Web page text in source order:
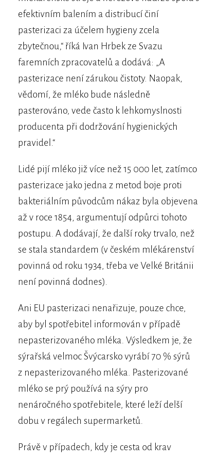
efektivním balením a distribucí činí
pasterizaci za účelem hygieny zcela
zbytečnou,“ říká Ivan Hrbek ze Svazu
faremních zpracovatelů a dodává: „A
pasterizace není zárukou čistoty. Naopak,
vědomí, že mléko bude následně
pasterováno, vede často k lehkomyslnosti
producenta při dodržování hygienických
pravidel.“
Lidé pijí mléko již více než 15 000 let, zatímco
pasterizace jako jedna z metod boje proti
bakteriálním původcům nákaz byla objevena
až v roce 1854, argumentují odpůrci tohoto
postupu. A dodávají, že další roky trvalo, než
se stala standardem (v českém mlékárenství
povinná od roku 1934, třeba ve Velké Británii
není povinná dodnes).
Ani EU pasterizaci nenařizuje, pouze chce,
aby byl spotřebitel informován v případě
nepasterizovaného mléka. Výsledkem je, že
sýrařská velmoc Švýcarsko vyrábí 70 % sýrů
z nepasterizovaného mléka. Pasterizované
mléko se prý používá na sýry pro
nenáročného spotřebitele, které leží delší
dobu v regálech supermarketů.
Právě v případech, kdy je cesta od krav